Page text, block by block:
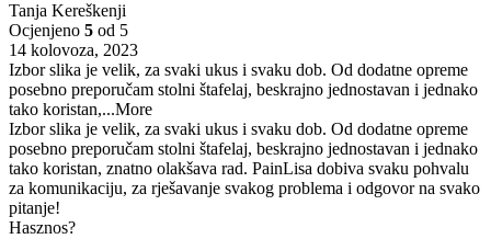
Tanja Kereškenji
Ocjenjeno 5 od 5
14 kolovoza, 2023
Izbor slika je velik, za svaki ukus i svaku dob. Od dodatne opreme
posebno preporučam stolni štafelaj, beskrajno jednostavan i jednako
tako koristan,...More
Izbor slika je velik, za svaki ukus i svaku dob. Od dodatne opreme
posebno preporučam stolni štafelaj, beskrajno jednostavan i jednako
tako koristan, znatno olakšava rad. PainLisa dobiva svaku pohvalu
za komunikaciju, za rješavanje svakog problema i odgovor na svako
pitanje!
Hasznos?